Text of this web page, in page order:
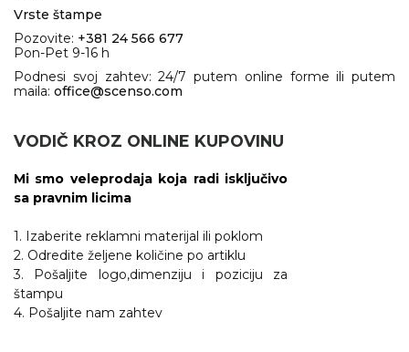
Vrste štampe
Pozovite: +381 24 566 677
Pon-Pet 9-16 h
Podnesi svoj zahtev: 24/7 putem online forme ili putem
maila: office@scenso.com
VODIČ KROZ ONLINE KUPOVINU
Mi smo veleprodaja koja radi isključivo
sa pravnim licima
1. Izaberite reklamni materijal ili poklom
2. Odredite željene količine po artiklu
3. Pošaljite logo,dimenziju i poziciju za
štampu
4. Pošaljite nam zahtev